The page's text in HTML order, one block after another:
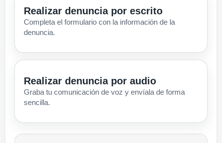
Realizar denuncia por escrito
Completa el formulario con la información de la
denuncia.
Realizar denuncia por audio
Graba tu comunicación de voz y envíala de forma
sencilla.